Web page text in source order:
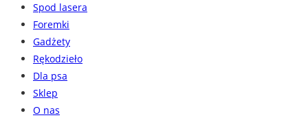
Spod lasera
Foremki
Gadżety
Rękodzieło
Dla psa
Sklep
O nas